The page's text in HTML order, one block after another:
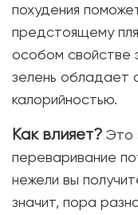
похудения
предстоящему
особом свойстве
зелень обладает
калорийностью.
Как влияет? Это
переваривание
нежели вы
значит, пора